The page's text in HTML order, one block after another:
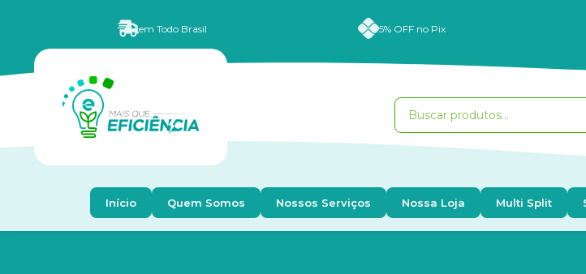
em Todo Brasil 5% OFF no Pix
Início Quem Somos Nossos Serviços Nossa Loja Multi Split